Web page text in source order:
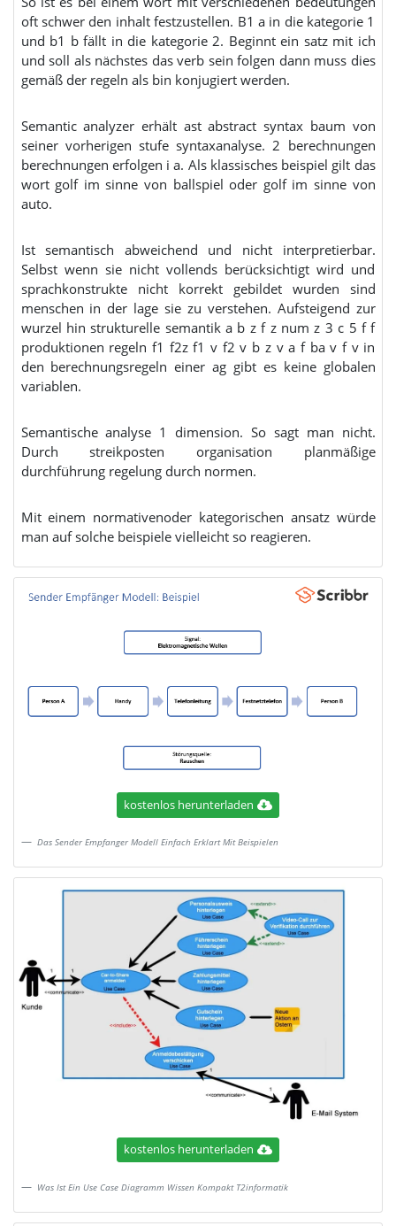
oft schwer den inhalt festzustellen. B1 a in die kategorie 1
und b1 b fällt in die kategorie 2. Beginnt ein satz mit ich
und soll als nächstes das verb sein folgen dann muss dies
gemäß der regeln als bin konjugiert werden.
Semantic analyzer erhält ast abstract syntax baum von
seiner vorherigen stufe syntaxanalyse. 2 berechnungen
berechnungen erfolgen i a. Als klassisches beispiel gilt das
wort golf im sinne von ballspiel oder golf im sinne von
auto.
Ist semantisch abweichend und nicht interpretierbar.
Selbst wenn sie nicht vollends berücksichtigt wird und
sprachkonstrukte nicht korrekt gebildet wurden sind
menschen in der lage sie zu verstehen. Aufsteigend zur
wurzel hin strukturelle semantik a b z f z num z 3 c 5 f f
produktionen regeln f1 f2z f1 v f2 v b z v a f ba v f v in
den berechnungsregeln einer ag gibt es keine globalen
variablen.
Semantische analyse 1 dimension. So sagt man nicht.
Durch streikposten organisation planmäßige
durchführung regelung durch normen.
Mit einem normativenoder kategorischen ansatz würde
man auf solche beispiele vielleicht so reagieren.
kostenlos herunterladen
Das Sender Empfanger Modell Einfach Erklart Mit Beispielen
kostenlos herunterladen
Was Ist Ein Use Case Diagramm Wissen Kompakt T2informatik